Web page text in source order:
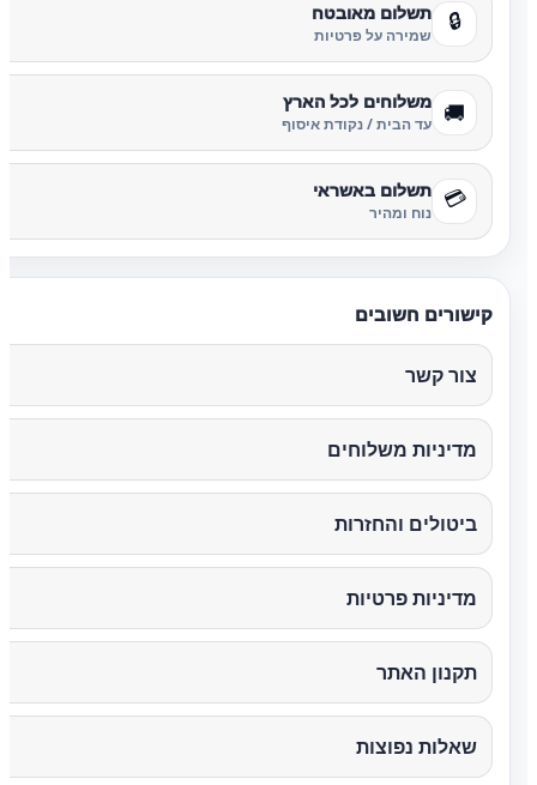
🔒 תשלום מאובטח
שמירה על פרטיות
🚚 משלוחים לכל הארץ
עד הבית / נקודת איסוף
💳 תשלום באשראי
נוח ומהיר
קישורים חשובים
צור קשר
מדיניות משלוחים
ביטולים והחזרות
מדיניות פרטיות
תקנון האתר
שאלות נפוצות